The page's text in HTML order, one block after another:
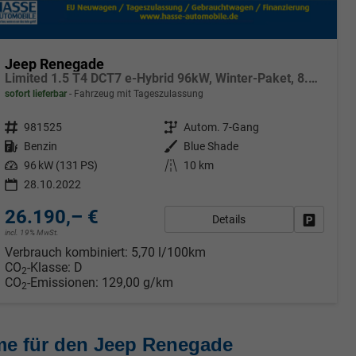
Jeep Renegade
Limited 1.5 T4 DCT7 e-Hybrid 96kW, Winter-Paket, 8.4"-Navigationssystem, Radio DAB, AppleCarPlay&AndroidAuto, Tempomat, LaneSense, Lichtsensor, Nebelscheinwerfer, 17"-Leichtmetallfelgen, uvm.
sofort lieferbar Fahrzeug mit Tageszulassung
Fahrzeugnr. 981525 Getriebe Autom. 7-Gang
Kraftstoff Benzin Außenfarbe
Blue Shade
Leistung 96 kW (131 PS) Kilometerstand
10 km
28.10.2022
26.190,– €
incl. 19% MwSt.
Details
Verbrauch kombiniert: 5,70 l/100km
CO2-Klasse: D
CO2-Emissionen: 129,00 g/km
für den Jeep Renegade